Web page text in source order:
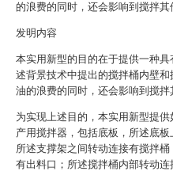
的浪费的同时，还会影响到搅拌其
发明内容
本实用新型的目的在于提供一种
述背景技术中提出的搅拌桶内壁
油的浪费的同时，还会影响到搅拌
为实现上述目的，本实用新型提
产用搅拌器，包括底板，所述底
所述支撑架之间转动连接有搅拌
有出料口；所述搅拌桶内部转动